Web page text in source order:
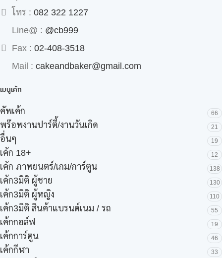
โทร : 082 322 1227
Line@ : @cb999
Fax : 02-408-3518
Mail : cakeandbaker@gmail.com
เมนูเค้ก
คัพเค้ก 66
พร๊อพงานปาร์ตี้/งานวันเกิด 21
อื่นๆ 19
เค้ก 18+ 12
เค้ก ภาพยนตร์/เกม/การ์ตูน 138
เค้ก3มิติ ผู้ชาย 130
เค้ก3มิติ ผู้หญิง 110
เค้ก3มิติ สินค้าแบรนด์เนม / รถ 55
เค้กกอล์ฟ 19
เค้กการ์ตูน 46
เค้กกีฬา 33